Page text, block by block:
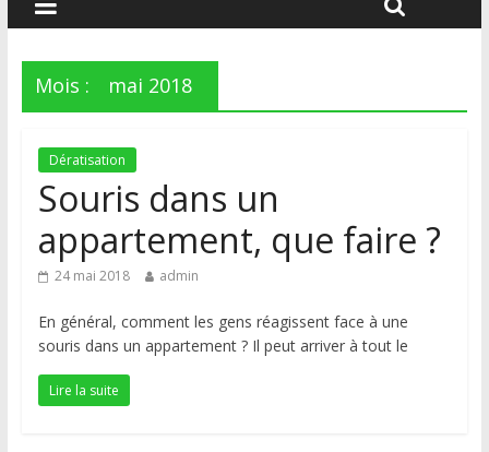
Mois : mai 2018
Dératisation
Souris dans un
appartement, que faire ?
24 mai 2018 admin
En général, comment les gens réagissent face à une
souris dans un appartement ? Il peut arriver à tout le
Lire la suite